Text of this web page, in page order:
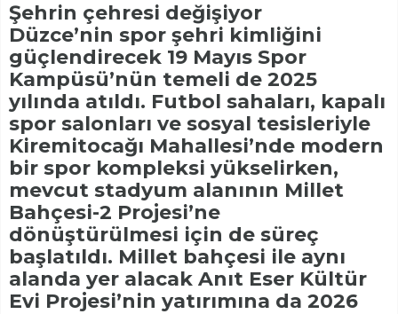
Şehrin çehresi değişiyor
Düzce’nin spor şehri kimliğini
güçlendirecek 19 Mayıs Spor
Kampüsü’nün temeli de 2025
yılında atıldı. Futbol sahaları, kapalı
spor salonları ve sosyal tesisleriyle
Kiremitocağı Mahallesi’nde modern
bir spor kompleksi yükselirken,
mevcut stadyum alanının Millet
Bahçesi-2 Projesi’ne
dönüştürülmesi için de süreç
başlatıldı. Millet bahçesi ile aynı
alanda yer alacak Anıt Eser Kültür
Evi Projesi’nin yatırımına da 2026